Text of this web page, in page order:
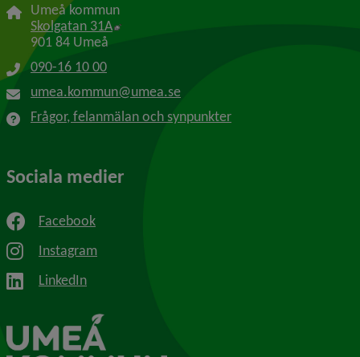
Umeå kommun
Skolgatan 31A Länk till annan webbplats, öppnas i nytt
901 84 Umeå
090-16 10 00
umea.kommun@umea.se
Frågor, felanmälan och synpunkter
Sociala medier
Facebook
Instagram
LinkedIn